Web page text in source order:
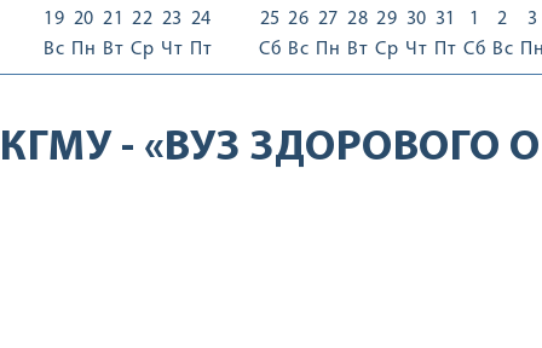
19
Вс
20
Пн
21
Вт
22
Ср
23
Чт
24
Пт
25
Сб
26
Вс
27
Пн
28
Вт
29
Ср
30
Чт
31
Пт
1
Сб
2
Вс
3
КГМУ - «ВУЗ ЗДОРОВОГО